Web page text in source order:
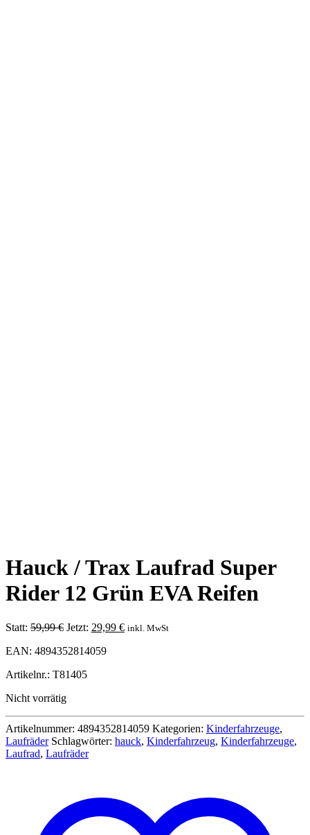
Hauck / Trax Laufrad Super
Rider 12 Grün EVA Reifen
Statt: 59,99€ Ursprünglicher
war:
Jetzt: 29,99 €Aktueller
inkl. MwSt
EAN: 4894352814059
Artikelnr.: T81405
Nicht vorrätig
Artikelnummer: 4894352814059 Kategorien: Kinderfahrzeuge,
Laufräder Schlagwörter: hauck, Kinderfahrzeug, Kinderfahrzeuge,
Laufrad, Laufräder